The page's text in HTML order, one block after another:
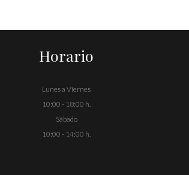
Horario
Lunes a Viernes
10:00 - 18:00 h.
Sábado
10:00 - 14:00 h.